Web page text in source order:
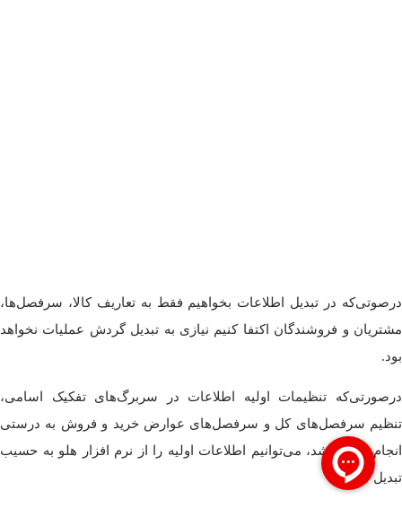
درصوتی‌که در تبدیل اطلاعات بخواهیم فقط به تعاریف کالا، سرفصل‌ها،
مشتریان و فروشندگان اکتفا کنیم نیازی به تبدیل گردش عملیات نخواهد
بود.
درصورتی‌که تنظیمات اولیه اطلاعات در سربرگ‌های تفکیک اسامی،
تنظیم سرفصل‌های کل و سرفصل‌های عوارض خرید و فروش به درستی
انجام شده باشد، می‌توانیم اطلاعات اولیه را از نرم افزار هلو به حسیب
تبدیل کنیم.